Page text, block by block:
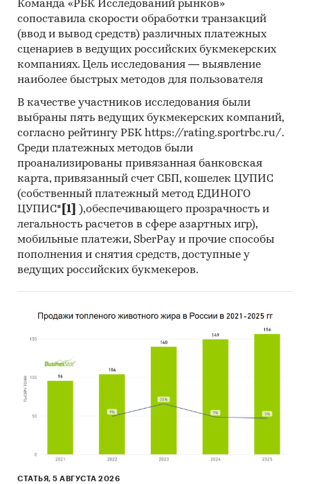
`ЕВРО-ЭКСПОРТ`, ООО `ВОСТОК-ЗАПАД`, ООО
`АГРО ЛУКРУМ ДЖЕНЕРАНДИ РУС`, ООО
`АШАН`, ООО `ГРОДЕС`
Выдержки из исследования:
- На российском рынке готовой горчицы в
последние годы нет выраженного тренда.
- В структуре рынка готовой горчицы в 2022 г.
внутреннее производство превышало объем
импортных поставок в 6,9 раз, а сальдо
торгового баланса было отрицательное и
составляло 0,5 тыс.т.
- Главными игроками среди российских
производителей являются ООО `БАСТИОН`, АО
`ЭССЕН ПРОДАКШН АГ`, АО `ЖИРОВОЙ
КОМБИНАТ`.
- Лучшие производственные показатели
демонстрирует Приволжский ФО с объемом
выпуска продукции, составляющим 5,4 тыс.т.
- Лидером по импортным поставкам в 2022 г.
поставщик готовой горчицы - CARL KUHNE
GMBH & CO. KG
- В импорте наибольшую долю занимает
сегмент middle-priced с долей 54,8%, основные
поставки сегмента из стран: Франция,
стран: Германия, Франция, Нидерланды.
- Большую часть продукции российских
Команда «РБК Исследований рынков»
сопоставила скорости обработки транзакций
(ввод и вывод средств) различных платежных
сценариев в ведущих российских букмекерских
компаниях. Цель исследования — выявление
наиболее быстрых методов для пользователя
В качестве участников исследования были
выбраны пять ведущих букмекерских компаний,
согласно рейтингу РБК https://rating.sportrbc.ru/.
Среди платежных методов были
проанализированы привязанная банковская
карта, привязанный счет СБП, кошелек ЦУПИС
(собственный платежный метод ЕДИНОГО
ЦУПИС* [1]
),обеспечивающего прозрачность и
легальность расчетов в сфере азартных игр),
мобильные платежи, SberPay и прочие способы
пополнения и снятия средств, доступные у
ведущих российских букмекеров.
СТАТЬЯ, 5 АВГУСТА 2026